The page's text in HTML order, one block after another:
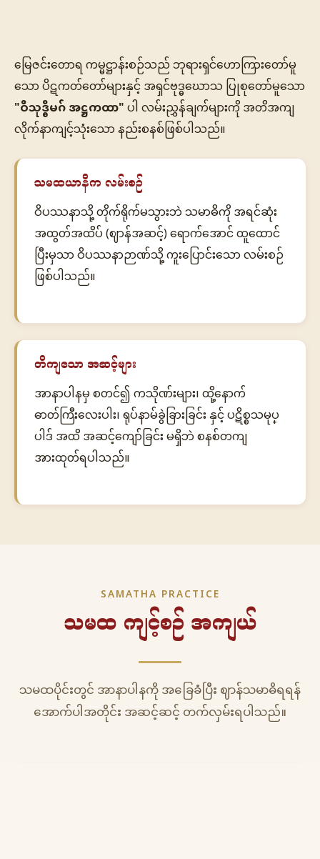
မြေဇင်းတောရ ကမ္မဋ္ဌာန်းစဉ်သည် ဘုရားရှင်ဟောကြားတော်မူ
သော ပိဋကတ်တော်များနှင့် အရှင်ဗုဒ္ဓဃောသ ပြုစုတော်မူသော
"ဝိသုဒ္ဓိမဂ် အဋ္ဌကထာ"ပါ လမ်းညွှန်ချက်များကို အတိအကျ
လိုက်နာကျင့်သုံးသော နည်းစနစ်ဖြစ်ပါသည်။
သမထယာနိက လမ်းစဉ်
ဝိပဿနာသို့ တိုက်ရိုက်မသွားဘဲ သမာဓိကို အရင်ဆုံး
အထွတ်အထိပ် (ဈာန်အဆင့်) ရောက်အောင် ထူထောင်
ပြီးမှသာ ဝိပဿနာဉာဏ်သို့ ကူးပြောင်းသော လမ်းစဉ်
ဖြစ်ပါသည်။
တိကျသော အဆင့်များ
အာနာပါနမှ စတင်၍ ကသိုဏ်းများ၊ ထို့နောက်
ဓာတ်ကြီးလေးပါး၊ ရုပ်နာမ်ခွဲခြားခြင်း နှင့် ပဋိစ္စသမုပ္
ပါဒ် အထိ အဆင့်ကျော်ခြင်း မရှိဘဲ စနစ်တကျ
အားထုတ်ရပါသည်။
SAMATHA PRACTICE
သမထ ကျင့်စဉ် အကျယ်
သမထပိုင်းတွင် အာနာပါနကို အခြေခံပြီး ဈာန်သမာဓိရရန်
အောက်ပါအတိုင်း အဆင့်ဆင့် တက်လှမ်းရပါသည်။